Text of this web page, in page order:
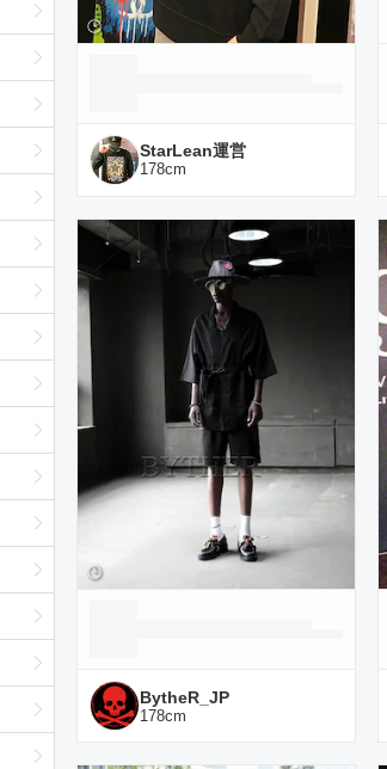
StarLean運営
178cm
BytheR_JP
178cm